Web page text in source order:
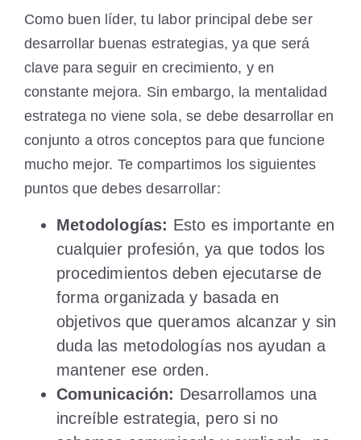
Como buen líder, tu labor principal debe ser
desarrollar buenas estrategias, ya que será
clave para seguir en crecimiento, y en
constante mejora. Sin embargo, la mentalidad
estratega no viene sola, se debe desarrollar en
conjunto a otros conceptos para que funcione
mucho mejor. Te compartimos los siguientes
puntos que debes desarrollar:
Metodologías: Esto es importante en
cualquier profesión, ya que todos los
procedimientos deben ejecutarse de
forma organizada y basada en
objetivos que queramos alcanzar y sin
duda las metodologías nos ayudan a
mantener ese orden.
Comunicación: Desarrollamos una
increíble estrategia, pero si no